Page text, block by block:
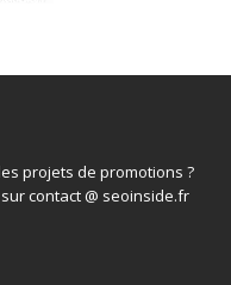
projets de promotions ?
contact @ seoinside.fr